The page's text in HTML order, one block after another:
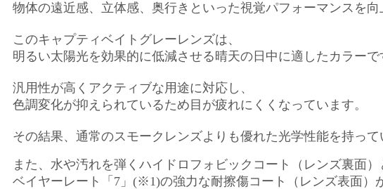
物体の遠近感、立体感、奥行きといった視覚パフォーマンスを向
このキャプティベイトグレーレンズは、
明るい太陽光を効果的に低減させる晴天の日中に適したカラーで
汎用性が高くアクティブな用途に対応し、
色調変化が抑えられているため目が疲れにくくなっています。
その結果、通常のスモークレンズよりも優れた光学性能を持って
また、 水や汚れを弾くハイドロフォビックコート（レンズ裏面）
ベイヤーレート「 7」(※1)の強力な耐擦傷コート（レンズ表面）